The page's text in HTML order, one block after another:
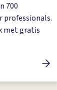
700
professionals.
met gratis